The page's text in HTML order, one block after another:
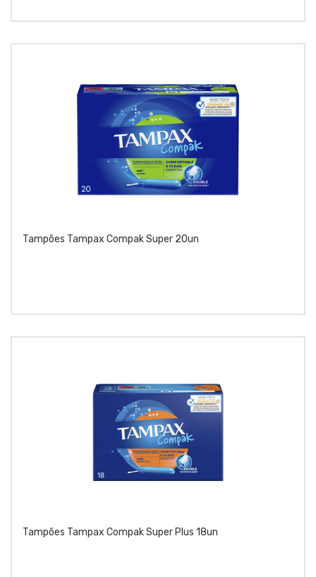
Tampões Tampax Compak Super 20un
Tampões Tampax Compak Super Plus 18un